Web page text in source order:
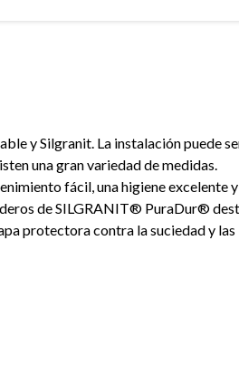
y Silgranit. La instalación puede
una gran variedad de medidas.
fácil, una higiene excelente
de SILGRANIT® PuraDur®
protectora contra la suciedad y